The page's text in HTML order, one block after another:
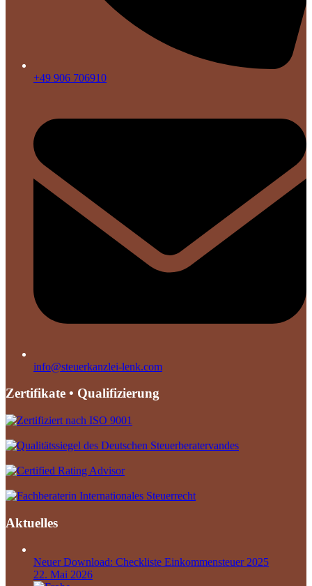
+49 906 706910
info@steuerkanzlei-lenk.com
Zertifikate • Qualifizierung
Aktuelles
Neuer Download: Checkliste Einkommensteuer 2025
22. Mai 2026